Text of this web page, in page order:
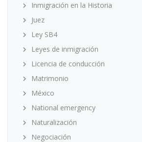
Inmigración en la Historia
Juez
Ley SB4
Leyes de inmigración
Licencia de conducción
Matrimonio
México
National emergency
Naturalización
Negociación